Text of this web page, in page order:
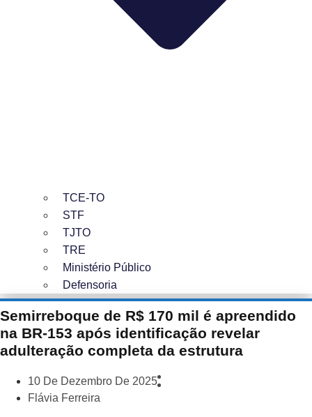
TCE-TO
STF
TJTO
TRE
Ministério Público
Defensoria
Semirreboque de R$ 170 mil é apreendido
na BR-153 após identificação revelar
adulteração completa da estrutura
10 De Dezembro De 2025
Flávia Ferreira